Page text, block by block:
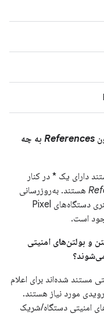
References به چه
دارای یک * در کنار
هستند. به‌روزرسانی
برای آن مشکل عموماً در آخرین درایورهای باینری دستگاه‌های Pixel
است.
و بولتن‌های امنیتی
مستند شده‌اند برای اعلام
مورد نیاز هستند.
امنیتی دستگاه/شریک